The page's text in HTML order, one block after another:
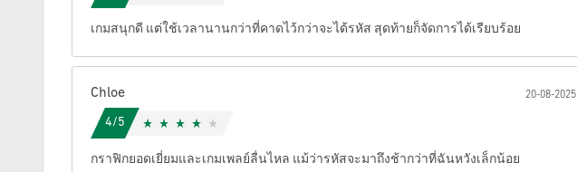
ยกเลิก
เกมสนุกดี แต่ใช้เวลานานกว่าที่คาดไว้กว่าจะได้รหัส สุดท้ายก็จัดการได้เรียบร้อย
Chloe 20-08-2025
4/5
กราฟิกยอดเยี่ยมและเกมเพลย์ลื่นไหล แม้ว่ารหัสจะมาถึงช้ากว่าที่ฉันหวังเล็กน้อย